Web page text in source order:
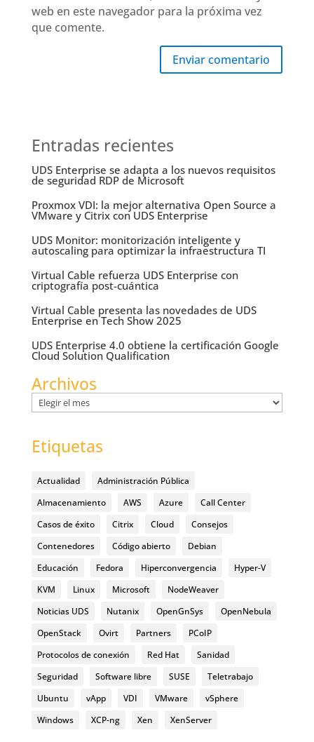
web en este navegador para la próxima vez
que comente.
Enviar comentario
Entradas recientes
UDS Enterprise se adapta a los nuevos requisitos
de seguridad RDP de Microsoft
Proxmox VDI: la mejor alternativa Open Source a
VMware y Citrix con UDS Enterprise
UDS Monitor: monitorización inteligente y
autoscaling para optimizar la infraestructura TI
Virtual Cable refuerza UDS Enterprise con
criptografía post-cuántica
Virtual Cable presenta las novedades de UDS
Enterprise en Tech Show 2025
UDS Enterprise 4.0 obtiene la certificación Google
Cloud Solution Qualification
Archivos
Archivos
Etiquetas
Actualidad
Administración Pública
Almacenamiento
AWS Azure
Call Center
Casos de éxito
Citrix Cloud
Consejos
Contenedores
Código abierto
Debian
Educación
Fedora Hiperconvergencia
Hyper-V
KVM
Linux Microsoft
NodeWeaver
Noticias UDS
Nutanix OpenGnSys
OpenNebula
OpenStack
Ovirt Partners
PCoIP
Protocolos de conexión
Red Hat
Sanidad
Seguridad
Software libre SUSE
Teletrabajo
Ubuntu
vApp VDI VMware
vSphere
Windows
XCP-ng Xen XenServer